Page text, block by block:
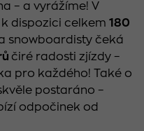
– a vyrážíme! V
dispozici celkem 180
snowboardisty čeká
čiré radosti zjízdy –
pro každého! Také o
postaráno –
odpočinek od